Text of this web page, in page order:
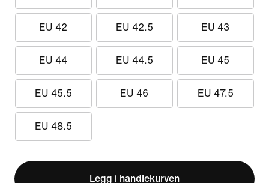
EU 42 EU 42.5 EU 43
EU 44 EU 44.5 EU 45
EU 45.5 EU 46 EU 47.5
EU 48.5
Legg i handlekurven